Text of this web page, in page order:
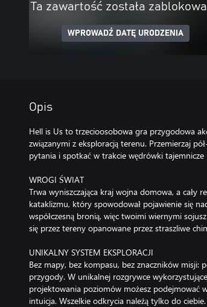
Ta zawartość została
WPROWADŹ DATĘ URODZENIA
Opis
Hell is Us to trzecioosobowa gra przygodowa
związanymi z eksploracją terenu. Przemierzaj
pytania i spotkać w trakcie wędrówki
WROGI ŚWIAT
Trwa wyniszczająca kraj wojna domowa, a cały
kataklizmu, który spowodował pojawienie się
współczesną bronią, więc twoimi wiernymi
się przez tereny opanowane przez straszliwe
UNIKALNY SYSTEM EKSPLORACJI
Bez mapy, bez kompasu, bez znaczników
przygody. W unikalnej rozgrywce
projektowania poziomów możesz podejmować
intuicja. Wszelkie odkrycia należą tylko do ciebie.